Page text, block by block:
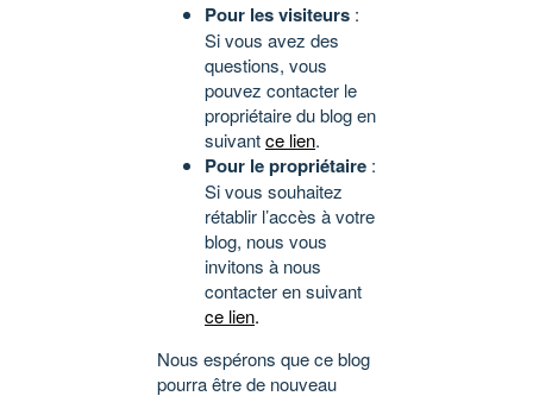
Pour les visiteurs :
Si vous avez des
questions, vous
pouvez contacter le
propriétaire du blog en
suivantce lien.
Pour le propriétaire :
Si vous souhaitez
rétablir l’accès à votre
blog, nous vous
invitons à nous
contacter en suivant
ce lien.
Nous espérons que ce blog
pourra être de nouveau